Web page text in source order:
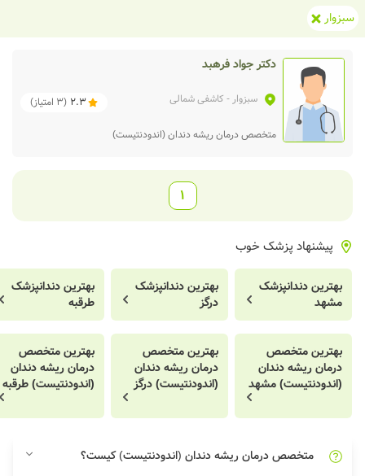
سبزوار
دکتر جواد فرهبد
سبزوار - کاشفی شمالی 2.3
(
3 امتیاز)
متخصص درمان ریشه دندان (اندودنتیست)
1
پیشنهاد پزشک خوب
بهترین دندانپزشک
مشهد
بهترین دندانپزشک
درگز
بهترین دندانپزشک
طرقبه
بهترین متخصص
درمان ریشه دندان
(اندودنتیست) مشهد
بهترین متخصص
درمان ریشه دندان
(اندودنتیست) درگز
بهترین متخصص
درمان ریشه دندان
(اندودنتیست) طرقبه
متخصص درمان ریشه دندان (اندودنتیست) کیست؟